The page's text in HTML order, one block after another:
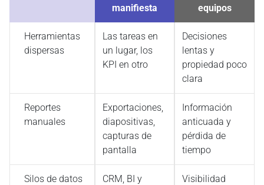
manifiesta
equipos
Herramientas
dispersas
Las tareas en
un lugar, los
KPI en otro
Decisiones
lentas y
propiedad poco
clara
Reportes
manuales
Exportaciones,
diapositivas,
capturas de
pantalla
Información
anticuada y
pérdida de
tiempo
Silos de datos
CRM, BI y
Visibilidad